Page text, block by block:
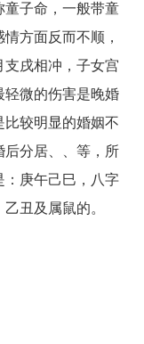
童子命，一般带童
方面反而不顺，
戌相冲，子女宫
轻微的伤害是晚婚
比较明显的婚姻不
后分居、、等，所
：庚午己巳，八字
丑及属鼠的。